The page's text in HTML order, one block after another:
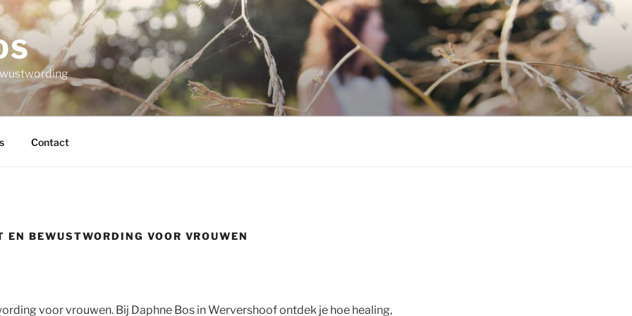
Contact
BEWUSTWORDING VOOR VROUWEN
voor vrouwen. Bij Daphne Bos in Wervershoof ontdek je hoe healing,